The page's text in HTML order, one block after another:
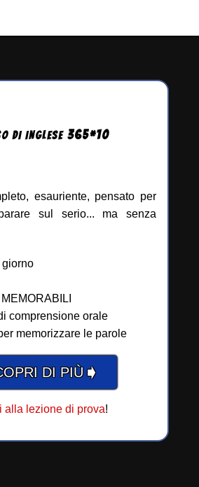
DI INGLESE 365*10
esauriente, pensato per
sul serio... ma senza
giorno
comprensione orale
memorizzare le parole
DI PIÙ➧
alla lezione di prova!